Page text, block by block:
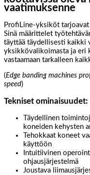
vaatimuksenne
ProfiLine-yksiköt
Sinä määrittelet
täyttää täydellisesti kaikki
yksikkövalikoimasta ja eri
vastaamaan tarkalleen
(Edge banding machines
speed)
Tekniset ominaisuudet:
Täydellinen
koneiden kehysten
Tehokkaat koneet
käyttöön
Intuitiivinen
ohjausjärjestelmä
Joustava